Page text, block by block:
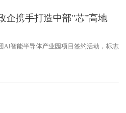
企携手打造中部"芯”高地
AI智能半导体产业园项目签约活动，标志